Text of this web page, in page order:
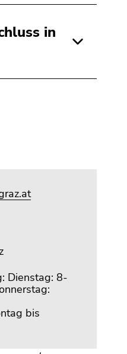
in
Dienstag: 8-
bis